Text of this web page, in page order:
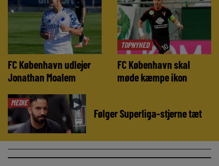
FC København udlejer
Jonathan Moalem
TOPNYHED
FC København skal
møde kæmpe ikon
MEDIE ►
Følger Superliga-stjerne tæt